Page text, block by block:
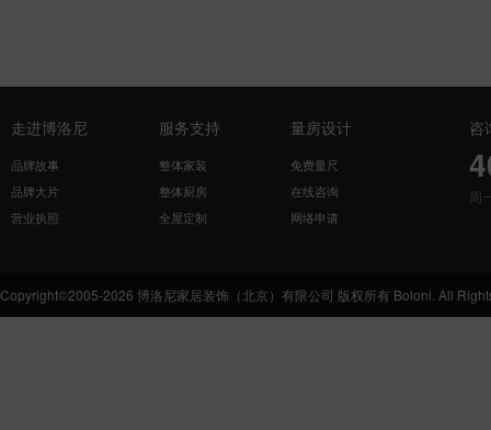
走进博洛尼
品牌故事
品牌大片
营业执照
服务支持
整体家装
整体厨房
全屋定制
量房设计
免费量尺
在线咨询
网络申请
咨
周
Copyright©2005-2026 博洛尼家居装饰（北京）有限公司 版权所有 Boloni. All